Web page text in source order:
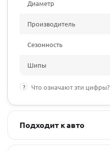
Диаметр
Производитель
Сезонность
Шипы
? Что означают эти цифры?
Подходит к авто